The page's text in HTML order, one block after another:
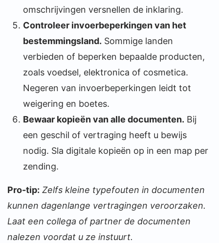
omschrijvingen versnellen de inklaring.
Controleer invoerbeperkingen van het
bestemmingsland. Sommige landen
verbieden of beperken bepaalde producten,
zoals voedsel, elektronica of cosmetica.
Negeren van invoerbeperkingen leidt tot
weigering en boetes.
Bewaar kopieën van alle documenten. Bij
een geschil of vertraging heeft u bewijs
nodig. Sla digitale kopieën op in een map per
zending.
Pro-tip: Zelfs kleine typefouten in documenten
kunnen dagenlange vertragingen veroorzaken.
Laat een collega of partner de documenten
nalezen voordat u ze instuurt.